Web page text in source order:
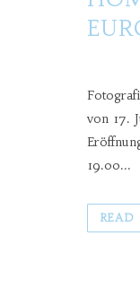
von 17.
19.00...
READ